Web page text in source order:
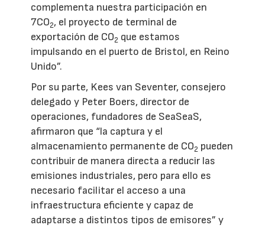
complementa nuestra participación en
7CO2, el proyecto de terminal de
exportación de CO2 que estamos
impulsando en el puerto de Bristol, en Reino
Unido”.
Por su parte, Kees van Seventer, consejero
delegado y Peter Boers, director de
operaciones, fundadores de SeaSeaS,
afirmaron que “la captura y el
almacenamiento permanente de CO2 pueden
contribuir de manera directa a reducir las
emisiones industriales, pero para ello es
necesario facilitar el acceso a una
infraestructura eficiente y capaz de
adaptarse a distintos tipos de emisores” y